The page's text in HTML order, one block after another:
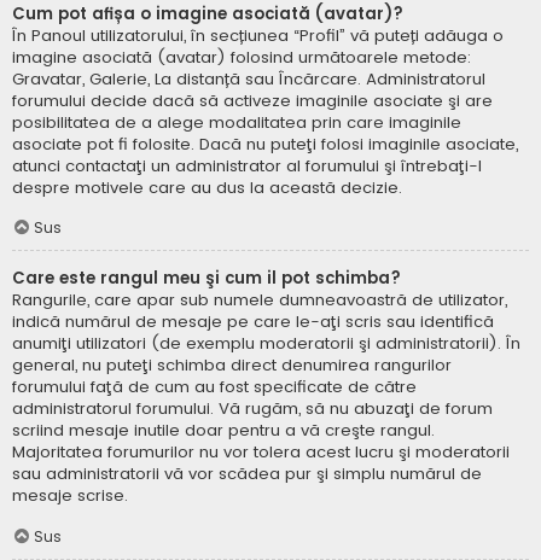
Cum pot afișa o imagine asociată (avatar)?
În Panoul utilizatorului, în secțiunea “Profil” vă puteți adăuga o
imagine asociată (avatar) folosind următoarele metode:
Gravatar, Galerie, La distanță sau Încărcare. Administratorul
forumului decide dacă să activeze imaginile asociate şi are
posibilitatea de a alege modalitatea prin care imaginile
asociate pot fi folosite. Dacă nu puteţi folosi imaginile asociate,
atunci contactaţi un administrator al forumului şi întrebaţi-l
despre motivele care au dus la această decizie.
Sus
Care este rangul meu şi cum il pot schimba?
Rangurile, care apar sub numele dumneavoastră de utilizator,
indică numărul de mesaje pe care le-aţi scris sau identifică
anumiţi utilizatori (de exemplu moderatorii şi administratorii). În
general, nu puteţi schimba direct denumirea rangurilor
forumului faţă de cum au fost specificate de către
administratorul forumului. Vă rugăm, să nu abuzaţi de forum
scriind mesaje inutile doar pentru a vă creşte rangul.
Majoritatea forumurilor nu vor tolera acest lucru şi moderatorii
sau administratorii vă vor scădea pur şi simplu numărul de
mesaje scrise.
Sus